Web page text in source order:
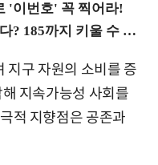
지구 자원의 소비를 증
지속가능성 사회를
적 지향점은 공존과